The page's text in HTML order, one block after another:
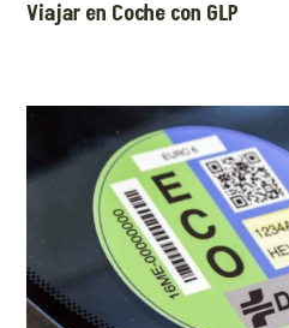
Viajar en Coche con GLP